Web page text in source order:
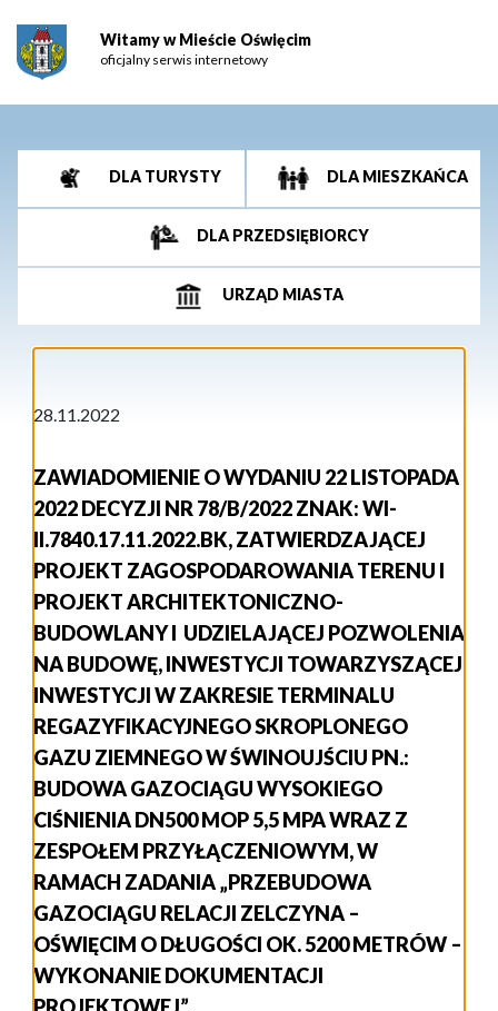
Witamy w Mieście Oświęcim
oficjalny serwis internetowy
DLA TURYSTY DLA MIESZKAŃCA
DLA PRZEDSIĘBIORCY
URZĄD MIASTA
28.11.2022
ZAWIADOMIENIE O WYDANIU 22 LISTOPADA
2022 DECYZJI NR 78/B/2022 ZNAK: WI-
II.7840.17.11.2022.BK, ZATWIERDZAJĄCEJ
PROJEKT ZAGOSPODAROWANIA TERENU I
PROJEKT ARCHITEKTONICZNO-
BUDOWLANY I UDZIELAJĄCEJ POZWOLENIA
NA BUDOWĘ, INWESTYCJI TOWARZYSZĄCEJ
INWESTYCJI W ZAKRESIE TERMINALU
REGAZYFIKACYJNEGO SKROPLONEGO
GAZU ZIEMNEGO W ŚWINOUJŚCIU PN.:
BUDOWA GAZOCIĄGU WYSOKIEGO
CIŚNIENIA DN500 MOP 5,5 MPA WRAZ Z
ZESPOŁEM PRZYŁĄCZENIOWYM, W
RAMACH ZADANIA „PRZEBUDOWA
GAZOCIĄGU RELACJI ZELCZYNA –
OŚWIĘCIM O DŁUGOŚCI OK. 5200 METRÓW –
WYKONANIE DOKUMENTACJI